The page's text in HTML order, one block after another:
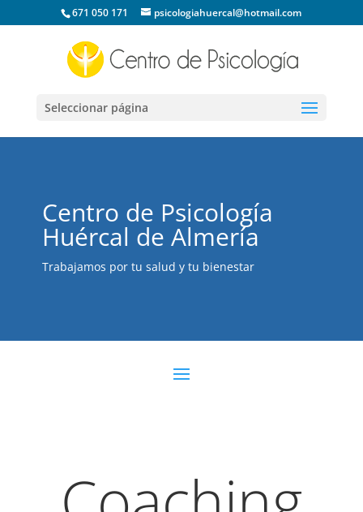
671 050 171 psicologiahuercal@hotmail.com
Seleccionar página
Centro de Psicología
Huércal de Almería
Trabajamos por tu salud y tu bienestar